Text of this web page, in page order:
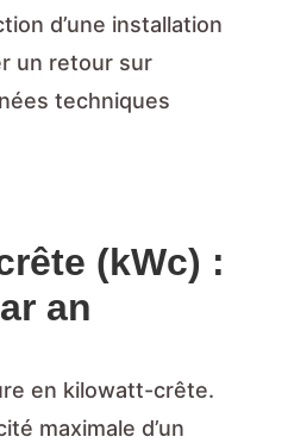
d’une installation
un retour sur
techniques
(kWc) :
an
en kilowatt-crête.
maximale d’un